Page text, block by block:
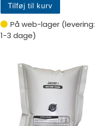
Tilføj til kurv
På web-lager (levering:
1-3 dage)